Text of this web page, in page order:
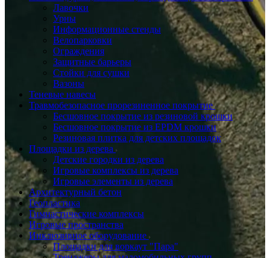
Лавочки
Урны
Информационные стенды
Велопарковки
Ограждения
Защитные барьеры
Стойки для сушки
Вазоны
Теневые навесы
Травмобезопасное прорезиненное покрытие
Бесшовное покрытие из резиновой крошки
Бесшовное покрытие из EPDM крошки
Резиновая плитка для детских площадок
Площадки из дерева
Детские городки из дерева
Игровые комплексы из дерева
Игровые элементы из дерева
Архитектурный бетон
Геопластика
Гимнастические комплексы
Игровые пространства
Инклюзивное оборудование
Площадки для воркаут "Пара"